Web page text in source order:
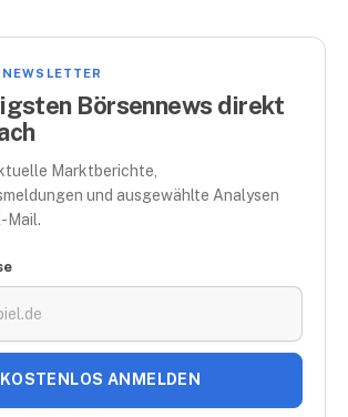
Börsennews direkt
Marktberichte,
und ausgewählte Analysen
Mail.
KOSTENLOS ANMELDEN